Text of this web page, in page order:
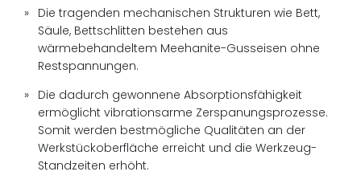
Die tragenden mechanischen Strukturen wie Bett,
Säule, Bettschlitten bestehen aus
wärmebehandeltem Meehanite-Gusseisen ohne
Restspannungen.
Die dadurch gewonnene Absorptionsfähigkeit
ermöglicht vibrationsarme Zerspanungsprozesse.
Somit werden bestmögliche Qualitäten an der
Werkstückoberfläche erreicht und die Werkzeug-
Standzeiten erhöht.